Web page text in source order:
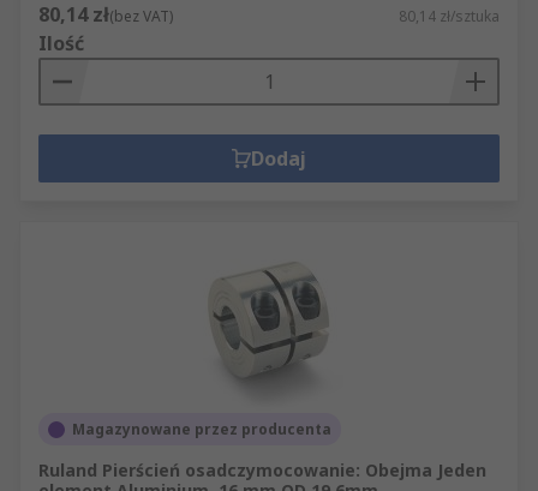
80,14 zł(bez VAT) 80,14 zł/sztuka
Ilość
Dodaj
Magazynowane przez producenta
Ruland Pierścień osadczymocowanie: Obejma Jeden